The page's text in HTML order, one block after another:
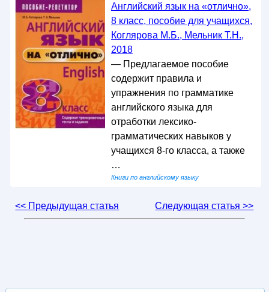
Английский язык на «отлично»,
8 класс, пособие для учащихся,
Коглярова М.Б., Мельник Т.Н.,
2018
— Предлагаемое пособие
содержит правила и
упражнения по грамматике
английского языка для
отработки лексико-
грамматических навыков у
учащихся 8-го класса, а также
…
Книги по английскому языку
<< Предыдущая статья Следующая статья >>